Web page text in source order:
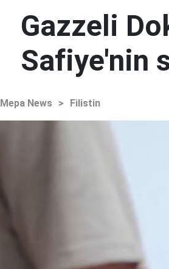
Gazzeli
Safiye'nin
Mepa News > Filistin